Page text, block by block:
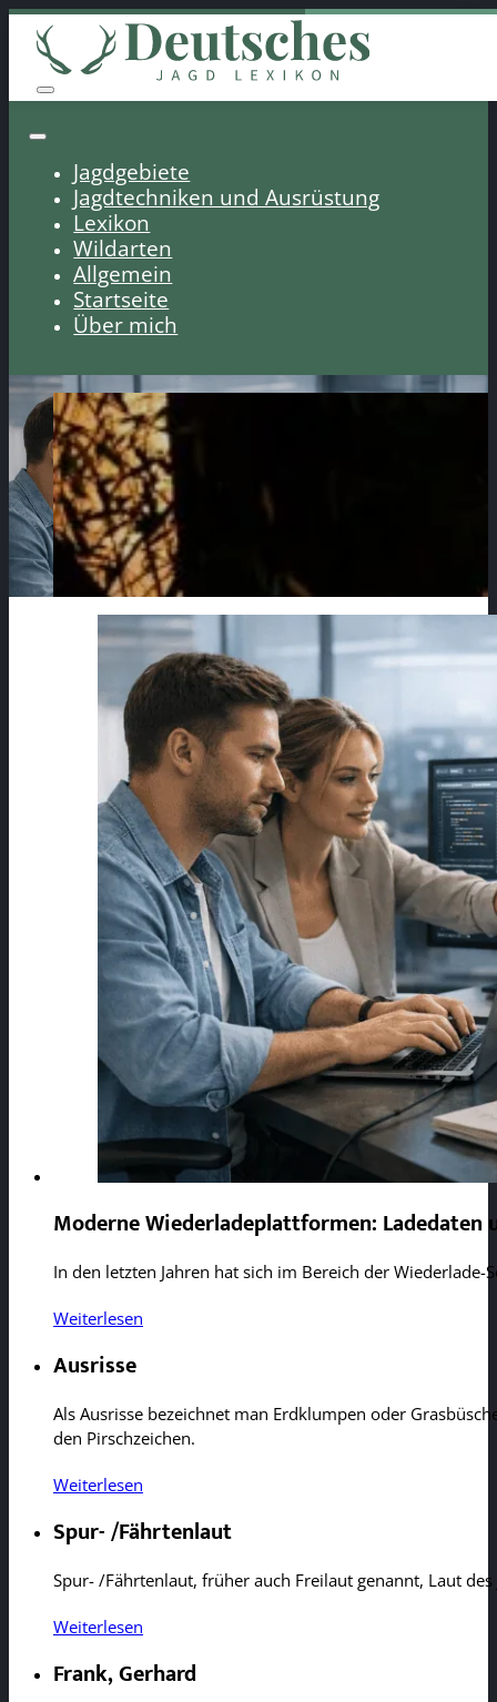
Jagdgebiete
Jagdtechniken und Ausrüstung
Lexikon
Wildarten
Allgemein
Startseite
Über mich
Moderne Wiederladeplattformen:
In den letzten Jahren hat sich im Bereich der
Weiterlesen
Ausrisse
Als Ausrisse bezeichnet man Erdklumpen oder
den Pirschzeichen.
Weiterlesen
Spur- /Fährtenlaut
Spur- /Fährtenlaut, früher auch Freilaut genannt, Laut
Weiterlesen
Frank, Gerhard